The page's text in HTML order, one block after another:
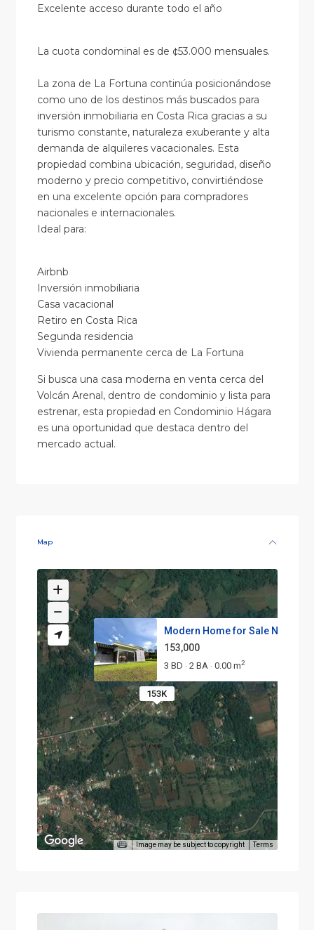
Excelente acceso durante todo el año
La cuota condominal es de ¢53.000 mensuales.
La zona de La Fortuna continúa posicionándose
como uno de los destinos más buscados para
inversión inmobiliaria en Costa Rica gracias a su
turismo constante, naturaleza exuberante y alta
demanda de alquileres vacacionales. Esta
propiedad combina ubicación, seguridad, diseño
moderno y precio competitivo, convirtiéndose
en una excelente opción para compradores
nacionales e internacionales.
Ideal para:
Airbnb
Inversión inmobiliaria
Casa vacacional
Retiro en Costa Rica
Segunda residencia
Vivienda permanente cerca de La Fortuna
Si busca una casa moderna en venta cerca del
Volcán Arenal, dentro de condominio y lista para
estrenar, esta propiedad en Condominio Hágara
es una oportunidad que destaca dentro del
mercado actual.
Map
153K
Modern Home for Sale Near La
153,000
3 BD · 2 BA · 0.00 m2
Image may be subject to copyright Terms